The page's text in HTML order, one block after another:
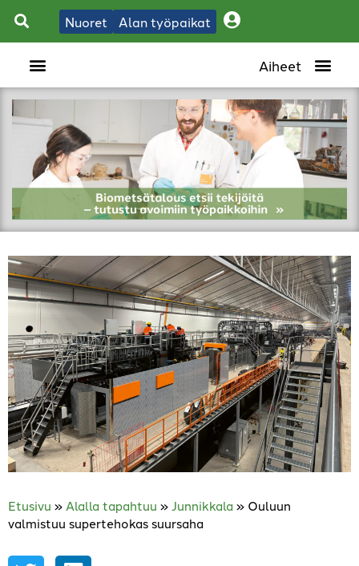
Nuoret Alan työpaikat
Etusivu » Alalla tapahtuu » Junnikkala » Ouluun
valmistuu supertehokas suursaha